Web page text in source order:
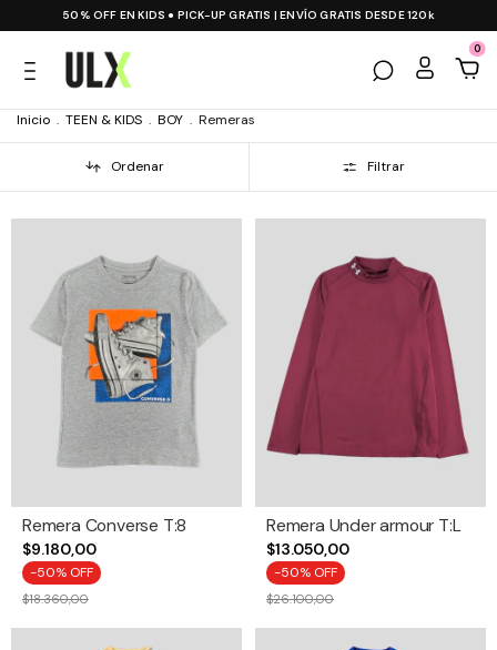
50% OFF EN KIDS ● PICK-UP GRATIS | ENVÍO GRATIS DESDE 120k
0
Inicio . TEEN & KIDS . BOY . Remeras
Ordenar Filtrar
Remera Converse T:8
$9.180,00
-50% OFF
$18.360,00
Remera Under armour T:L
$13.050,00
-50% OFF
$26.100,00